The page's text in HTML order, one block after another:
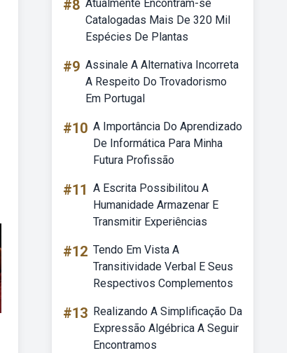
#8 Atualmente Encontram-se
Catalogadas Mais De 320 Mil
Espécies De Plantas
#9 Assinale A Alternativa Incorreta
A Respeito Do Trovadorismo
Em Portugal
#10 A Importância Do Aprendizado
De Informática Para Minha
Futura Profissão
#11 A Escrita Possibilitou A
Humanidade Armazenar E
Transmitir Experiências
#12 Tendo Em Vista A
Transitividade Verbal E Seus
Respectivos Complementos
#13 Realizando A Simplificação Da
Expressão Algébrica A Seguir
Encontramos